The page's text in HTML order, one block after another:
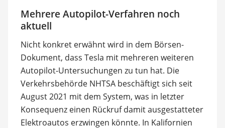
Mehrere Autopilot-Verfahren noch
aktuell
Nicht konkret erwähnt wird in dem Börsen-
Dokument, dass Tesla mit mehreren weiteren
Autopilot-Untersuchungen zu tun hat. Die
Verkehrsbehörde NHTSA beschäftigt sich seit
August 2021 mit dem System, was in letzter
Konsequenz einen Rückruf damit ausgestatteter
Elektroautos erzwingen könnte. In Kalifornien